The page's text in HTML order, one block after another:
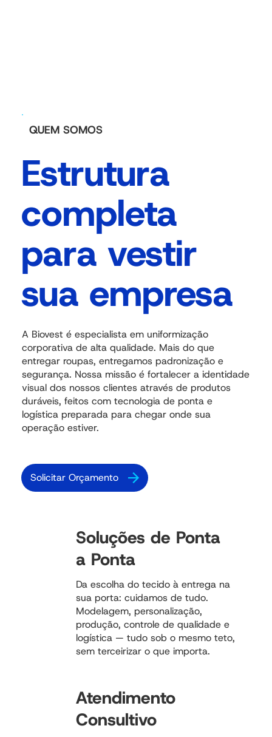
QUEM SOMOS
Estrutura
completa
para vestir
sua empresa
A Biovest é especialista em uniformização
corporativa de alta qualidade. Mais do que
entregar roupas, entregamos padronização e
segurança. Nossa missão é fortalecer a identidade
visual dos nossos clientes através de produtos
duráveis, feitos com tecnologia de ponta e
logística preparada para chegar onde sua
operação estiver.
Solicitar Orçamento
Soluções de Ponta
a Ponta
Da escolha do tecido à entrega na
sua porta: cuidamos de tudo.
Modelagem, personalização,
produção, controle de qualidade e
logística — tudo sob o mesmo teto,
sem terceirizar o que importa.
Atendimento
Consultivo